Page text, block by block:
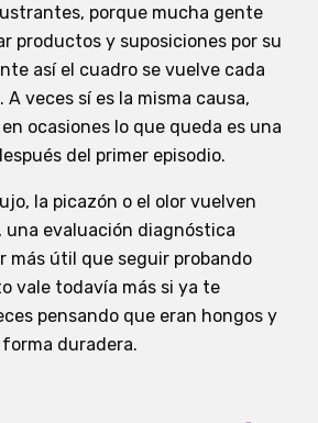
porque mucha gente
productos y suposiciones por su
así el cuadro se vuelve cada
veces sí es la misma causa,
ocasiones lo que queda es una
del primer episodio.
la picazón o el olor vuelven
evaluación diagnóstica
más útil que seguir probando
vale todavía más si ya te
pensando que eran hongos y
duradera.